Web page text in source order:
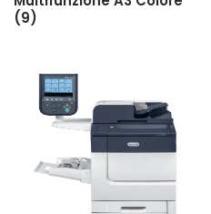
Macchine per ufficio
(9)